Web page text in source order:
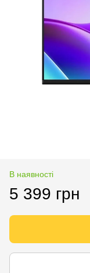
В наявності
5 399 грн